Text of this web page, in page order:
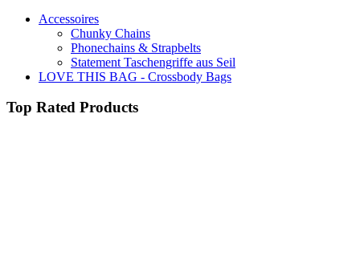
Accessoires
Chunky Chains
Phonechains & Strapbelts
Statement Taschengriffe aus Seil
LOVE THIS BAG - Crossbody Bags
Top Rated Products